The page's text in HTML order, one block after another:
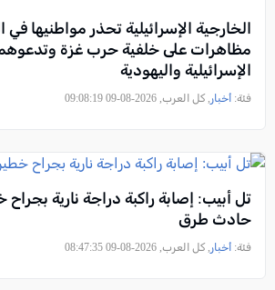
الخارجية الإسرائيلية تحذر مواطنيها في
مظاهرات على خلفية حرب غزة وتدعوهم
الإسرائيلية واليهودية
فئة: أخبار , كل العرب, 2026-08-09 09:08:19
تل أبيب: إصابة راكبة دراجة نارية بجراح
حادث طرق
فئة: أخبار , كل العرب, 2026-08-09 08:47:35